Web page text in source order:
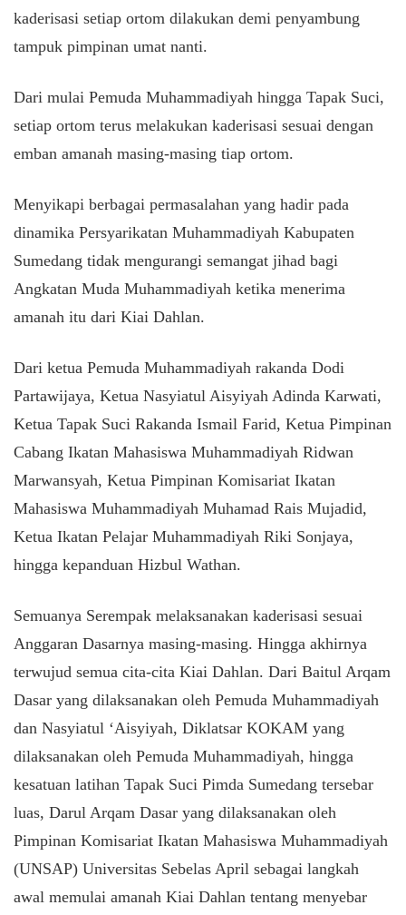
kaderisasi setiap ortom dilakukan demi penyambung
tampuk pimpinan umat nanti.
Dari mulai Pemuda Muhammadiyah hingga Tapak Suci,
setiap ortom terus melakukan kaderisasi sesuai dengan
emban amanah masing-masing tiap ortom.
Menyikapi berbagai permasalahan yang hadir pada
dinamika Persyarikatan Muhammadiyah Kabupaten
Sumedang tidak mengurangi semangat jihad bagi
Angkatan Muda Muhammadiyah ketika menerima
amanah itu dari Kiai Dahlan.
Dari ketua Pemuda Muhammadiyah rakanda Dodi
Partawijaya, Ketua Nasyiatul Aisyiyah Adinda Karwati,
Ketua Tapak Suci Rakanda Ismail Farid, Ketua Pimpinan
Cabang Ikatan Mahasiswa Muhammadiyah Ridwan
Marwansyah, Ketua Pimpinan Komisariat Ikatan
Mahasiswa Muhammadiyah Muhamad Rais Mujadid,
Ketua Ikatan Pelajar Muhammadiyah Riki Sonjaya,
hingga kepanduan Hizbul Wathan.
Semuanya Serempak melaksanakan kaderisasi sesuai
Anggaran Dasarnya masing-masing. Hingga akhirnya
terwujud semua cita-cita Kiai Dahlan. Dari Baitul Arqam
Dasar yang dilaksanakan oleh Pemuda Muhammadiyah
dan Nasyiatul ‘Aisyiyah, Diklatsar KOKAM yang
dilaksanakan oleh Pemuda Muhammadiyah, hingga
kesatuan latihan Tapak Suci Pimda Sumedang tersebar
luas, Darul Arqam Dasar yang dilaksanakan oleh
Pimpinan Komisariat Ikatan Mahasiswa Muhammadiyah
(UNSAP) Universitas Sebelas April sebagai langkah
awal memulai amanah Kiai Dahlan tentang menyebar